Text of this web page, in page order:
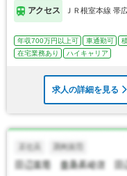
アクセス ＪＲ根室本線 帯
年収700万円以上可 車通勤可
在宅業務あり
ハイキャリア
求人の詳細を見る